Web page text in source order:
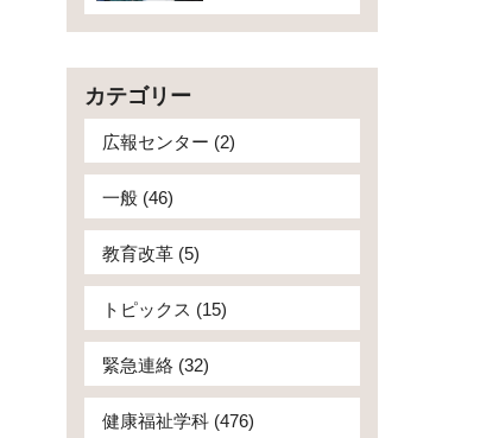
カテゴリー
広報センター (2)
一般 (46)
教育改革 (5)
トピックス (15)
緊急連絡 (32)
健康福祉学科 (476)